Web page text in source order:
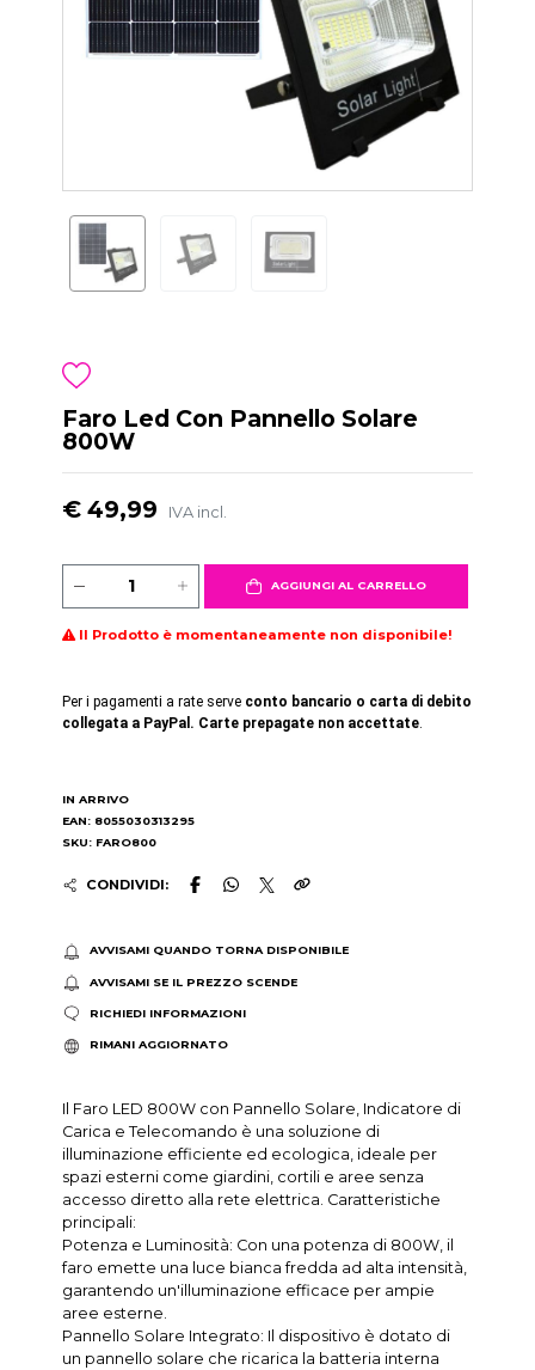
Faro Led Con Pannello Solare
800W
€ 49,99 IVA incl.
AGGIUNGI AL CARRELLO
Il Prodotto è momentaneamente non disponibile!
Per i pagamenti a rate serve conto bancario o carta di debito
collegata a PayPal. Carte prepagate non accettate.
IN ARRIVO
EAN: 8055030313295
SKU: FARO800
CONDIVIDI:
AVVISAMI QUANDO TORNA DISPONIBILE
AVVISAMI SE IL PREZZO SCENDE
RICHIEDI INFORMAZIONI
RIMANI AGGIORNATO
Il Faro LED 800W con Pannello Solare, Indicatore di
Carica e Telecomando è una soluzione di
illuminazione efficiente ed ecologica, ideale per
spazi esterni come giardini, cortili e aree senza
accesso diretto alla rete elettrica. Caratteristiche
principali:
Potenza e Luminosità: Con una potenza di 800W, il
faro emette una luce bianca fredda ad alta intensità,
garantendo un'illuminazione efficace per ampie
aree esterne.
Pannello Solare Integrato: Il dispositivo è dotato di
un pannello solare che ricarica la batteria interna